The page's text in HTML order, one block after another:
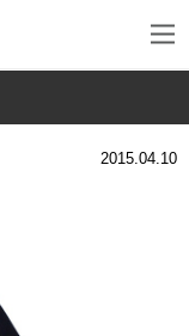
2015.04.10